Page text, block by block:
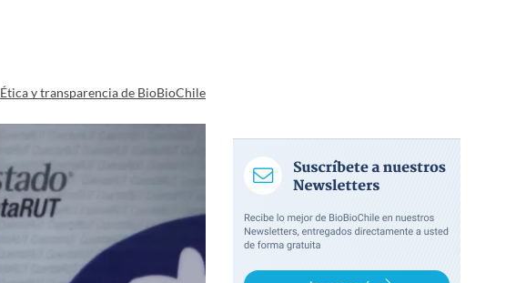
Ética y transparencia de BioBioChile